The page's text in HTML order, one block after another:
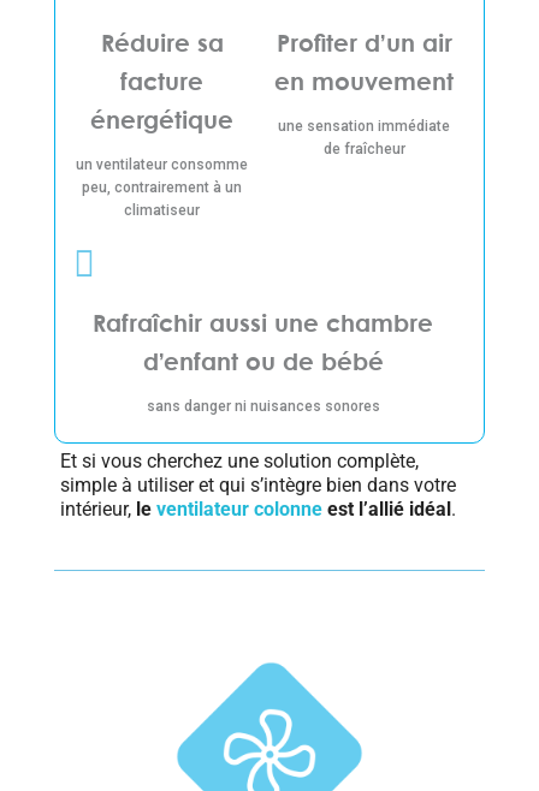
Réduire sa
facture
énergétique
un ventilateur consomme
peu, contrairement à un
climatiseur
Profiter d’un air
en mouvement
une sensation immédiate
de fraîcheur
Rafraîchir aussi une chambre
d’enfant ou de bébé
sans danger ni nuisances sonores
Et si vous cherchez une solution complète,
simple à utiliser et qui s’intègre bien dans votre
intérieur, le ventilateur colonne est l’allié idéal.